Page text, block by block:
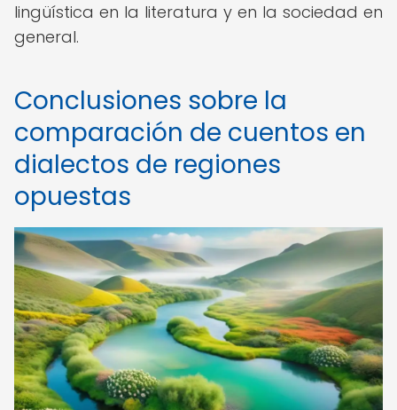
lingüística en la literatura y en la sociedad en
general.
Conclusiones sobre la
comparación de cuentos en
dialectos de regiones
opuestas